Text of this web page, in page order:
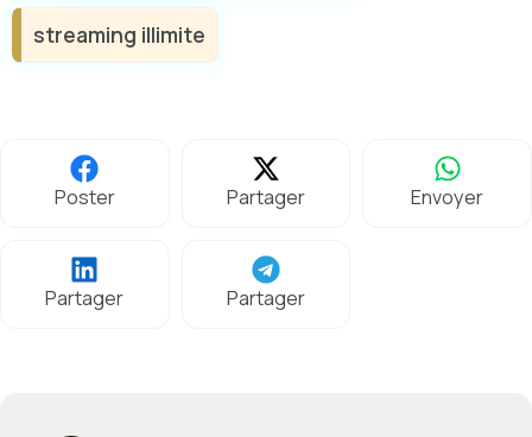
streaming illimite
Poster Partager Envoyer
Partager Partager